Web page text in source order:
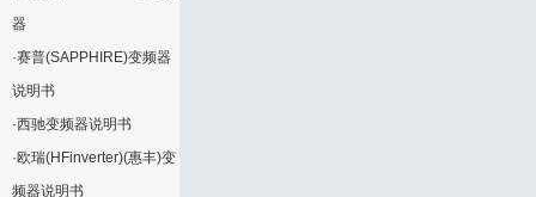
器
·赛普(SAPPHIRE)变频器
说明书
·西驰变频器说明书
·欧瑞(HFinverter)(惠丰)变
频器说明书